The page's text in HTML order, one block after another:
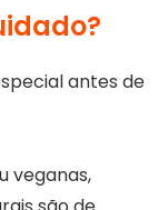
antes de
veganas,